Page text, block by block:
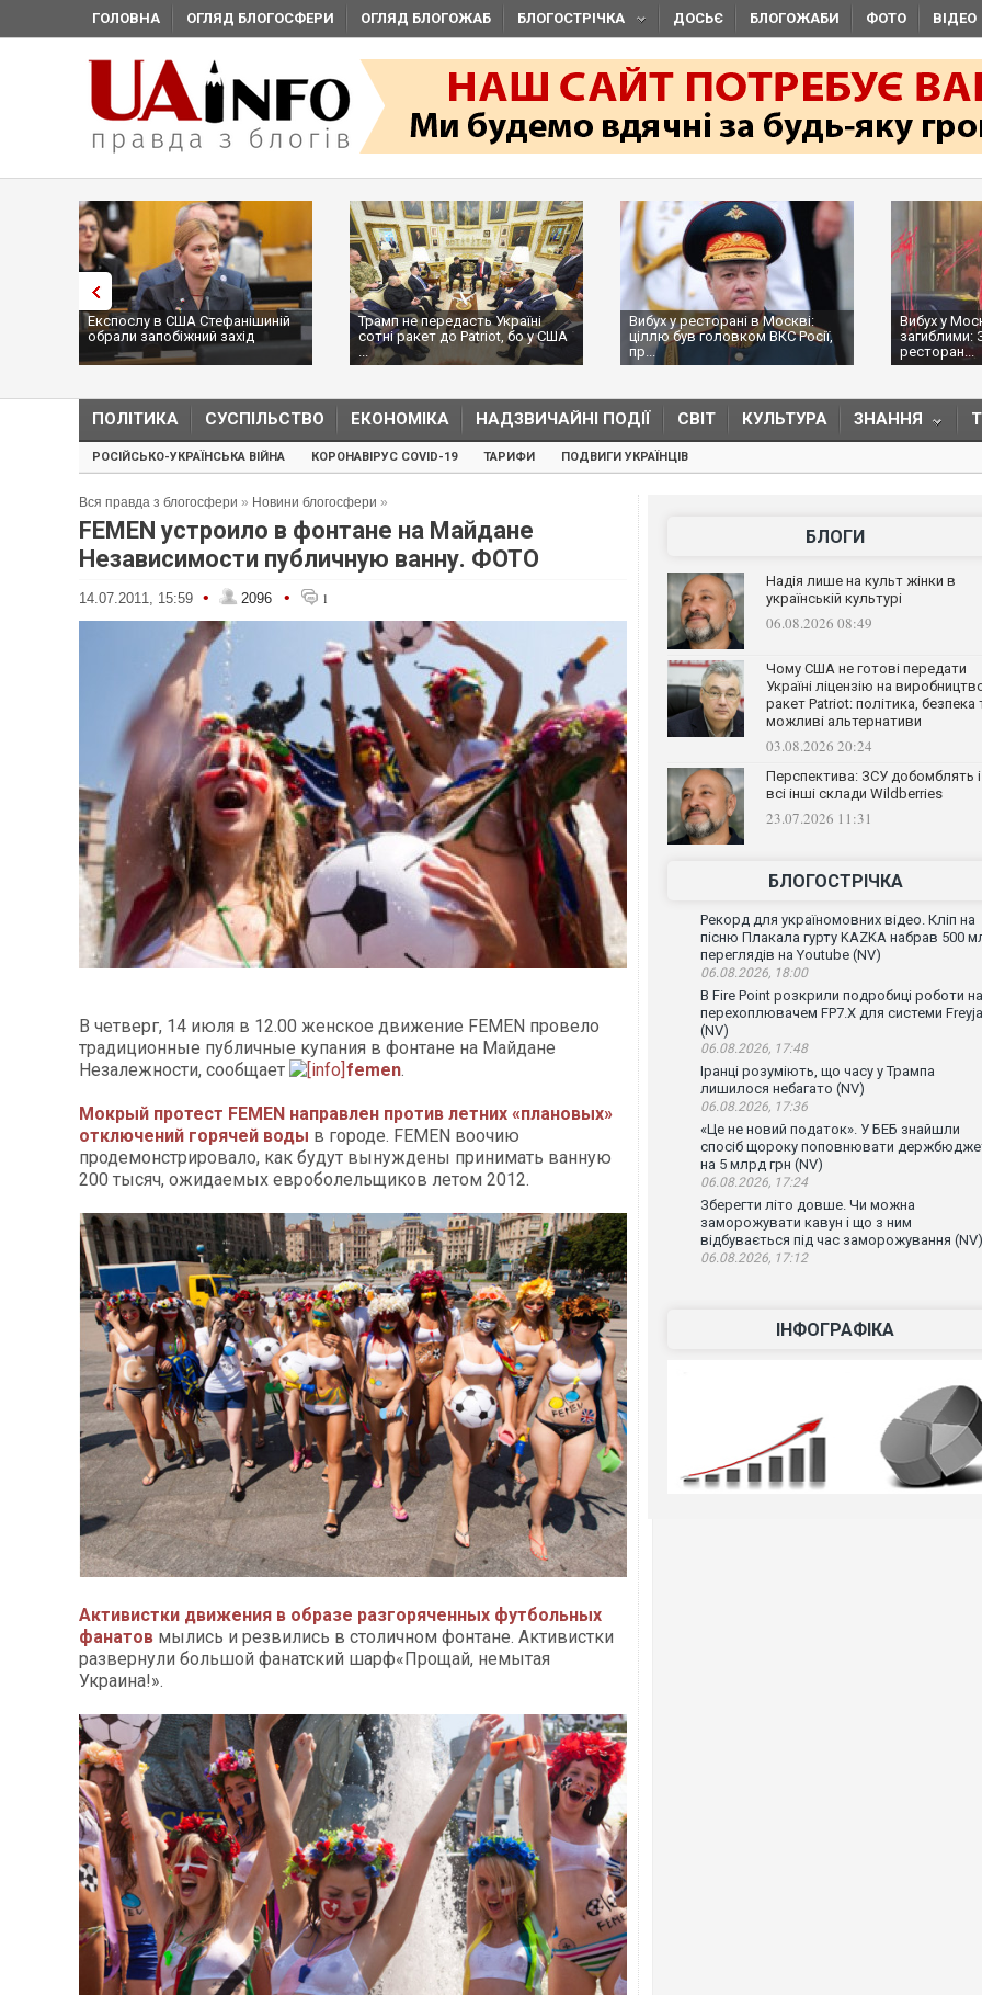
ГОЛОВНА ОГЛЯД БЛОГОСФЕРИ ОГЛЯД БЛОГОЖАБ БЛОГОСТРІЧКА ДОСЬЄ БЛОГОЖАБИ ФОТО ВІДЕО
Трамп не передасть Україні
сотні ракет до Patriot, бо у США
...
Вибух у ресторані в Москві:
ціллю був головком ВКС Росії,
пр...
Вибух у Москві з трьома
загиблими: ЗМІ пишуть, що в
ресторан...
На
ПОЛІТИКА СУСПІЛЬСТВО ЕКОНОМІКА НАДЗВИЧАЙНІ ПОДІЇ СВІТ КУЛЬТУРА ЗНАННЯ
РОСІЙСЬКО-УКРАЇНСЬКА ВІЙНА КОРОНАВІРУС COVID-19 ТАРИФИ ПОДВИГИ УКРАЇНЦІВ
Вся правда з блогосфери » Новини блогосфери »
FEMEN устроило в фонтане на Майдане
Независимости публичную ванну. ФОТО
14.07.2011, 15:59 • 2096 • 1
В четверг, 14 июля в 12.00 женское движение FEMEN провело
традиционные публичные купания в фонтане на Майдане
Незалежности, сообщает
femen.
Мокрый протест FEMEN направлен против летних «плановых»
отключений горячей воды в городе. FEMEN воочию
продемонстрировало, как будут вынуждены принимать ванную
200 тысяч, ожидаемых евроболельщиков летом 2012.
Активистки движения в образе разгоряченных футбольных
фанатов мылись и резвились в столичном фонтане. Активистки
развернули большой фанатский шарф«Прощай, немытая
Украина!».
БЛОГИ
Надія лише на культ жінки в
українській культурі
06.08.2026 08:49
Чому США не готові передати
Україні ліцензію на
ракет Patriot: політика, безпека
можливі альтернативи
03.08.2026 20:24
Перспектива: ЗСУ добомблять і
всі інші склади Wildberries
23.07.2026 11:31
БЛОГОСТРІЧКА
Рекорд для україномовних відео. Кліп на
пісню Плакала гурту KAZKA набрав 500
переглядів на Youtube (NV)
06.08.2026, 18:00
В Fire Point розкрили подробиці роботи
перехоплювачем FP7.X для системи Freyja
(NV)
06.08.2026, 17:48
Іранці розуміють, що часу у Трампа
лишилося небагато (NV)
06.08.2026, 17:36
«Це не новий податок». У БЕБ знайшли
спосіб щороку поповнювати
на 5 млрд грн (NV)
06.08.2026, 17:24
Зберегти літо довше. Чи можна
заморожувати кавун і що з ним
відбувається під час заморожування (NV)
06.08.2026, 17:12
ІНФОГРАФІКА